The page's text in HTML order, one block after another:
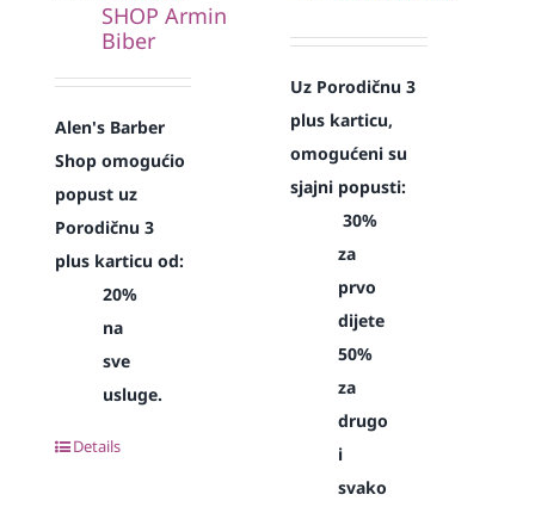
SHOP Armin
Biber
Alen's Barber
Shop omogućio
popust uz
Porodičnu 3
plus karticu od:
20%
na
sve
usluge.
Details
Uz Porodičnu 3
plus karticu,
omogućeni su
sjajni popusti:
30%
za
prvo
dijete
50%
za
drugo
i
svako